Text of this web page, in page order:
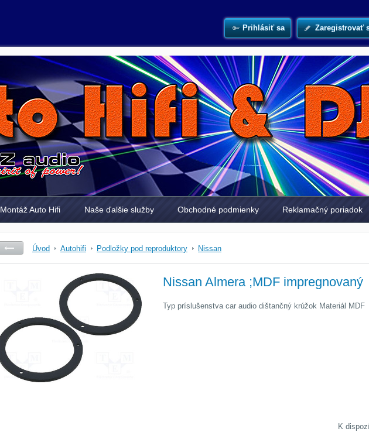
Prihlásiť sa Zaregistrovať
Montáž Auto Hifi Naše ďalšie služby Obchodné podmienky Reklamačný poriadok
Úvod Autohifi Podložky pod reproduktory Nissan
Nissan Almera ;MDF impregnovaný
Typ príslušenstva car audio dištančný krúžok Materiál MDF